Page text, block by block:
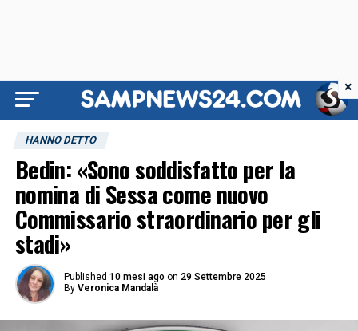
HANNO DETTO
Bedin: «Sono soddisfatto per la
nomina di Sessa come nuovo
Commissario straordinario per gli
stadi»
Published 10 mesi ago on 29 Settembre 2025
By Veronica Mandalà
×